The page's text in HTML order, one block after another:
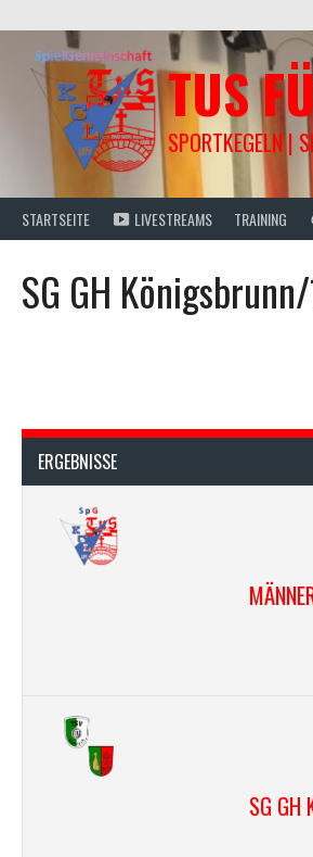
zum
Inhalt
TUS
SPORTKEGELN |
STARTSEITE LIVESTREAMS TRAINING
SG GH
ERGEBNISSE
SG GH